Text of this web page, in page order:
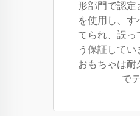
形部門で認定
を使用し、す
てられ、誤っ
う保証してい
おもちゃは耐
で